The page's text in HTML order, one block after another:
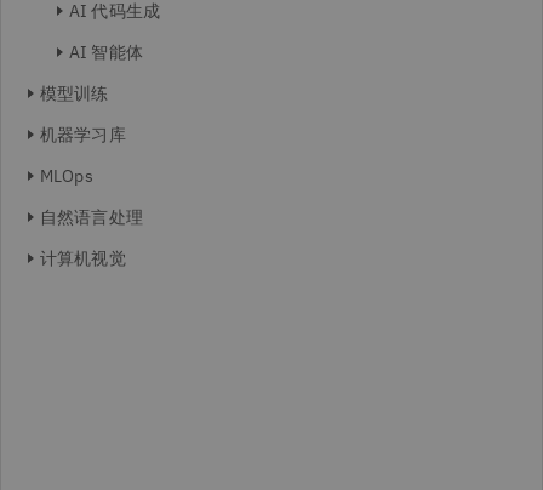
AI 代码生成
AI 智能体
模型训练
机器学习库
MLOps
自然语言处理
计算机视觉